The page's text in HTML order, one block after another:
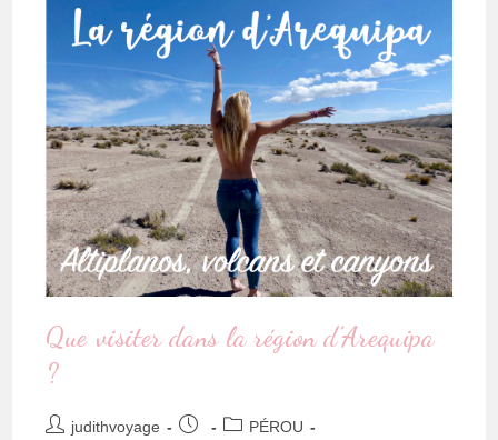
Que visiter dans la région d’Arequipa
?
judithvoyage
PÉROU